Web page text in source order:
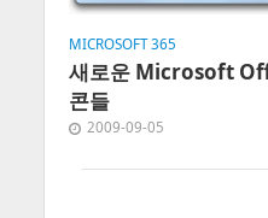
MICROSOFT 365
새로운 Microsoft
콘들
2009-09-05